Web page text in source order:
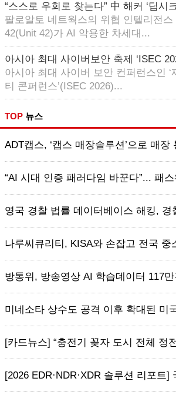
“스스로 우회로 찾는다” 中 해커 ‘딥시
팔로알토 네트웍스의 위협 인텔리전스
42(Unit 42)가 AI 악용한 차세대...
아시아 최대 사이버보안 축제 ‘ISEC
아시아 최대 사이버 보안 컨퍼런스인 ‘
티 콘퍼런스’(ISEC 2026)...
TOP 뉴스
ADT캡스, ‘캡스 매장솔루션’으로 매장
“AI 시대 인증 패러다임 바꾼다”... 패
영국 경찰 법률 데이터베이스 해킹, 경
나루씨큐리티, KISA와 손잡고 전국 중
방통위, 방송영상 AI 학습데이터 117
미네소타 상수도 공격 이후 확대된 미
[카드뉴스] “충전기 꽂자 도시 전체 정
[2026 EDR·NDR·XDR 솔루션 리포트]